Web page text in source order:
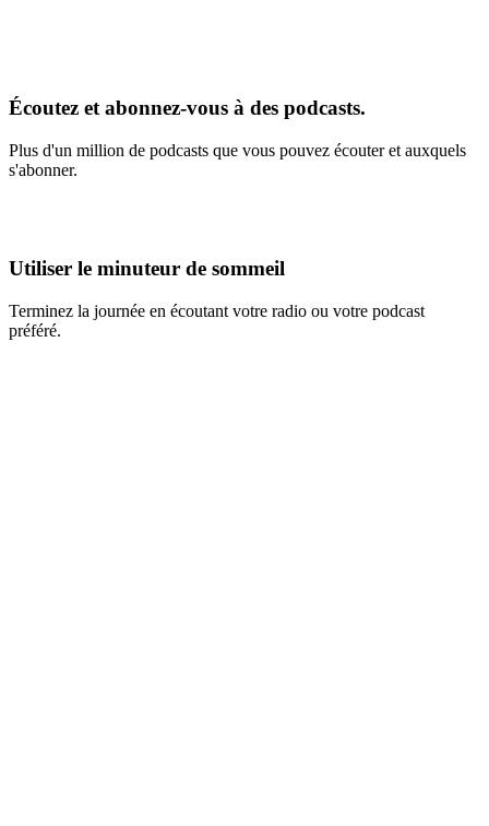
Écoutez et abonnez-vous à des podcasts.
Plus d'un million de podcasts que vous pouvez écouter et auxquels
s'abonner.
Utiliser le minuteur de sommeil
Terminez la journée en écoutant votre radio ou votre podcast
préféré.